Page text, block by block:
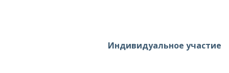
Индивидуальное участие